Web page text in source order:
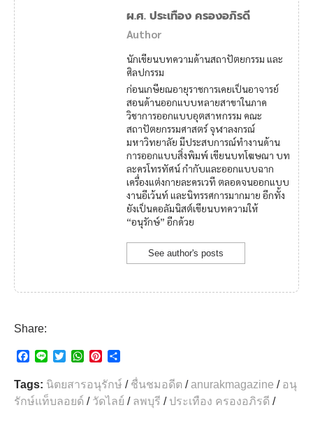
ผ.ศ. ประเทือง ครองอภิรดี
Author
นักเขียนบทความด้านสถาปัตยกรรม และ
ศิลปกรรม
ก่อนเกษียณอายุราชการเคยเป็นอาจารย์
สอนด้านออกแบบหลายสาขาในภาค
วิชาการออกแบบอุตสาหกรรม คณะ
สถาปัตยกรรมศาสตร์ จุฬาลงกรณ์
มหาวิทยาลัย มีประสบการณ์ทำงานด้าน
การออกแบบสิ่งพิมพ์ เขียนบทโฆษณา บท
ละครโทรทัศน์ กำกับและออกแบบฉาก
เครื่องแต่งกายละครเวที ตลอดจนออกแบบ
งานอีเว้นท์ และนิทรรศการมากมาย อีกทั้ง
ยังเป็นคอลัมนิสต์เขียนบทความให้
“อนุรักษ์” อีกด้วย
See author's posts
Share:
c
e
b
n
e
i
t
W
a
s
n
e
a
r
e
Tags: นิตยสารอนุรักษ์ / ชื่นชมอดีต /anurakmagazine / อนุ
รักษ์แท็บลอยด์ / วัดไลย์ / ลพบุรี / ประเทือง ครองอภิรดี /